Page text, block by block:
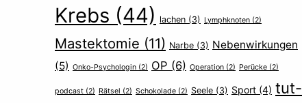
Krebs (44) lachen (3) Lymphknoten (2)
Mastektomie (11) Narbe (3) Nebenwirkungen
(5) Onko-Psychologin (2) OP (6) Operation (2) Perücke (2)
podcast (2) Rätsel (2) Schokolade (2) Seele (3) Sport (4) tut-